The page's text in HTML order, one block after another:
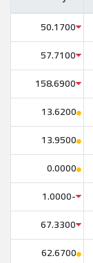
50.1700
57.7100
158.6900
13.6200
13.9500
0.0000
-1.0000
67.3300
62.6700